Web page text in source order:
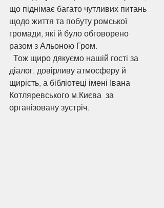
що піднімає багато чутливих питань
щодо життя та побуту ромської
громади, які й було обговорено
разом з Альоною Гром.
діалог, довірливу атмосферу й
щирість, а бібліотеці імені Івана
Котляревського м.Києва  за
організовану зустріч.